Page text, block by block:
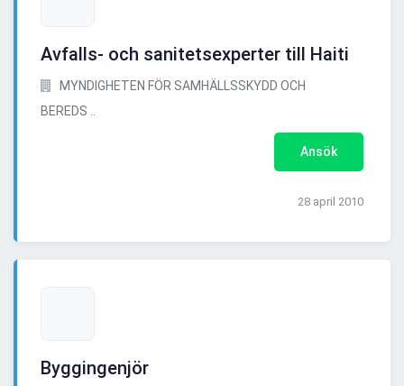
Avfalls- och sanitetsexperter till Haiti
MYNDIGHETEN FÖR SAMHÄLLSSKYDD OCH
BEREDS ..
Ansök
28 april 2010
Byggingenjör